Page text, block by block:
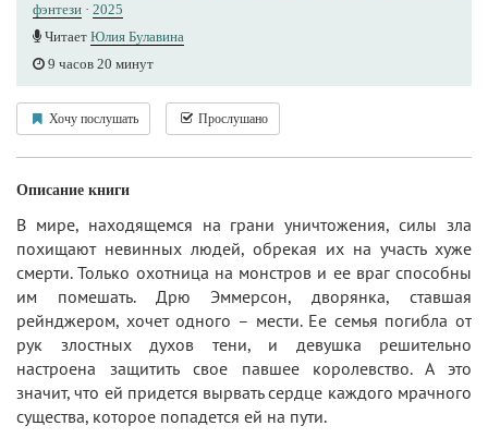
фэнтези · 2025
Читает Юлия Булавина
9 часов 20 минут
Хочу послушать Прослушано
Описание книги
В мире, находящемся на грани уничтожения, силы зла
похищают невинных людей, обрекая их на участь хуже
смерти. Только охотница на монстров и ее враг способны
им помешать. Дрю Эммерсон, дворянка, ставшая
рейнджером, хочет одного – мести. Ее семья погибла от
рук злостных духов тени, и девушка решительно
настроена защитить свое павшее королевство. А это
значит, что ей придется вырвать сердце каждого мрачного
существа, которое попадется ей на пути.